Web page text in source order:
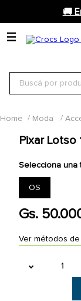
🚚
Moda
Pixar Lotso
OS
Gs. 50.
Ver métodos
.
crocs
2.
classic
3.
crocband
4.
5
crocs
7.
jibbitz
8.